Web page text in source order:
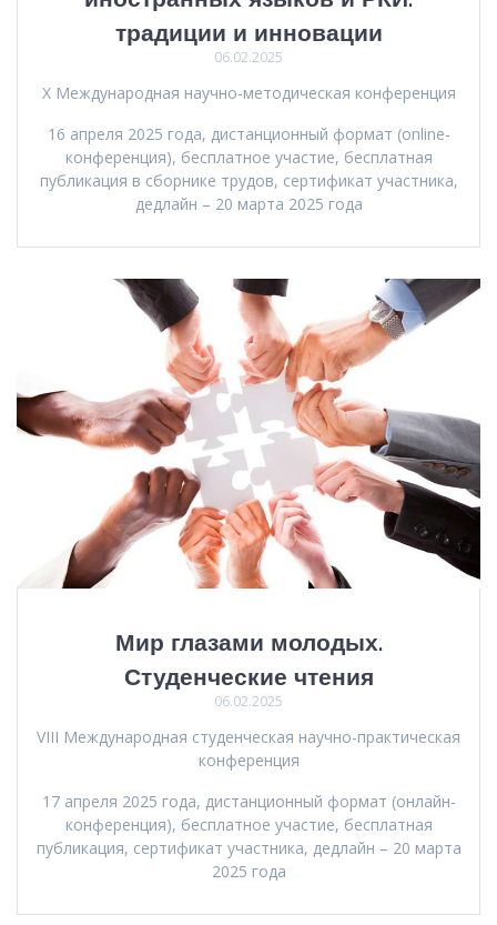
традиции и инновации
06.02.2025
X Международная научно-методическая конференция
16 апреля 2025 года, дистанционный формат (online-
конференция), бесплатное участие, бесплатная
публикация в сборнике трудов, сертификат участника,
дедлайн – 20 марта 2025 года
Мир глазами молодых.
Студенческие чтения
06.02.2025
VIII Международная студенческая научно-практическая
конференция
17 апреля 2025 года, дистанционный формат (онлайн-
конференция), бесплатное участие, бесплатная
публикация, сертификат участника, дедлайн – 20 марта
2025 года